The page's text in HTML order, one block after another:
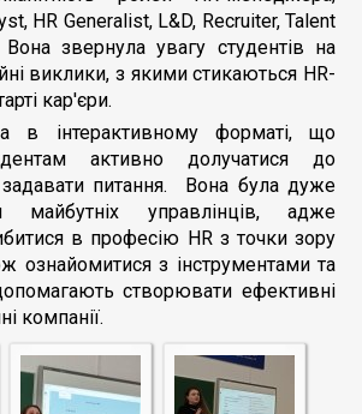
HR Generalist, L&D, Recruiter, Talent
звернула увагу студентів на
виклики, з якими стикаються HR-
кар'єри.
в інтерактивному форматі, що
активно долучатися до
питання. Вона була дуже
управлінців, адже
в професію HR з точки зору
ознайомитися з інструментами та
створювати ефективні
компанії.